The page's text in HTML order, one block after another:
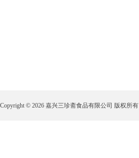
Copyright © 2026 嘉兴三珍斋食品有限公司 版权所有